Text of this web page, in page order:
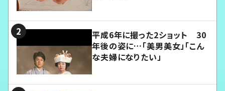
平成6年に撮った2ショット 30
年後の姿に…「美男美女」「こん
な夫婦になりたい」